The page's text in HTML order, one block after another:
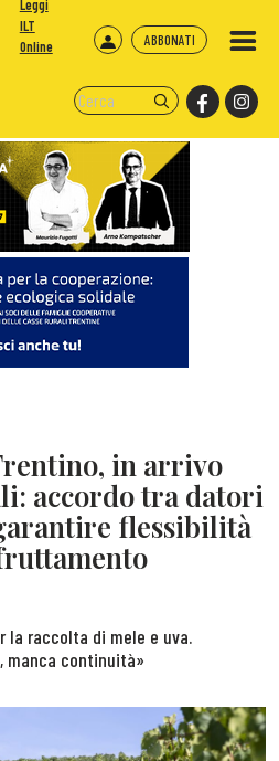
ABBONATI
Leggi
ILT
Online
in arrivo
accordo tra datori
flessibilità
raccolta di mele e uva.
manca continuità»